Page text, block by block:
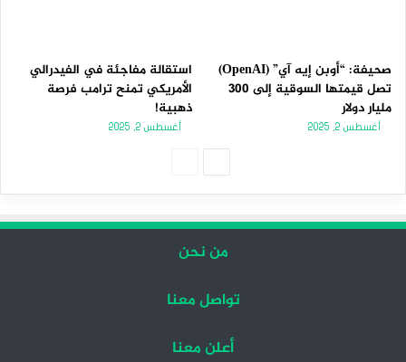
صحيفة: “أوبن إيه آي” (OpenAI)
تصل قيمتها السوقية إلى 300
مليار دولار
أغسطس 2, 2025
استقالة مفاجئة في الفيدرالي
الأمريكي تمنح ترامب فرصة
ذهبية!
أغسطس 2, 2025
من نحن
تواصل معنا
أعلن معنا